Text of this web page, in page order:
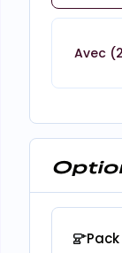
Avec